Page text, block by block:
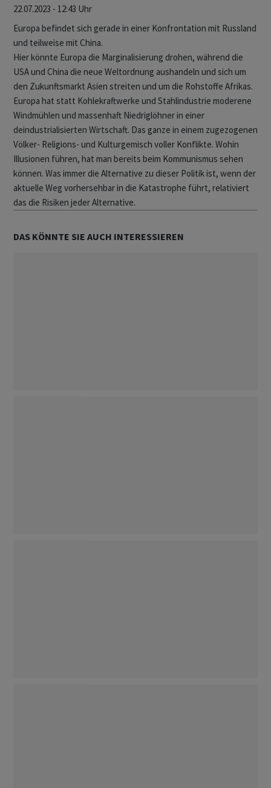
22.07.2023 - 12:43 Uhr
Europa befindet sich gerade in einer Konfrontation mit Russland
und teilweise mit China.
Hier könnte Europa die Marginalisierung drohen, während die
USA und China die neue Weltordnung aushandeln und sich um
den Zukunftsmarkt Asien streiten und um die Rohstoffe Afrikas.
Europa hat statt Kohlekraftwerke und Stahlindustrie moderene
Windmühlen und massenhaft Niedriglöhner in einer
deindustrialisierten Wirtschaft. Das ganze in einem zugezogenen
Völker- Religions- und Kulturgemisch voller Konflikte. Wohin
Illusionen führen, hat man bereits beim Kommunismus sehen
können. Was immer die Alternative zu dieser Politik ist, wenn der
aktuelle Weg vorhersehbar in die Katastrophe führt, relativiert
das die Risiken jeder Alternative.
DAS KÖNNTE SIE AUCH INTERESSIEREN